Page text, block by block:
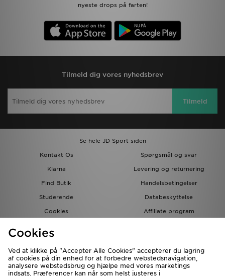
nyeste drops på farten!
Tilmeld dig vores nyhedsbrev
Tilmeld
Se hele JD Sport siden
Kontakt Os
Spørgsmål og svar
Klarna
Levering og returnering
Find Butik
Handelsbetingelser
Studerende
Databeskyttelse
Cookies
Affiliate program
Cookies
Ved at klikke på "Accepter Alle Cookies" accepterer du lagring
af cookies på din enhed for at forbedre webstedsnavigation,
analysere webstedsbrug og hjælpe med vores marketings
indsats. Præferencer kan når som helst justeres i